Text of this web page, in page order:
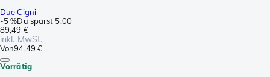
Due Cigni
-5 %Du sparst 5,00
89,49 €
inkl. MwSt.
Von94,49 €
Vorrätig